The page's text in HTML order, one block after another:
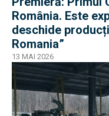
România. Este
deschide
Romania”
13 MAI 2026